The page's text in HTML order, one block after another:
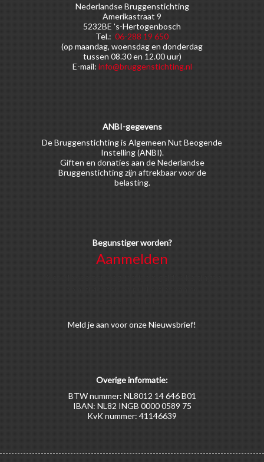
Nederlandse Bruggenstichting
Amerikastraat 9
5232BE 's-Hertogenbosch
Tel.: 06-288 19 650
(op maandag, woensdag en donderdag
tussen 08.30 en 12.00 uur)
E-mail: info@bruggenstichting.nl
ANBI-gegevens
De Bruggenstichting is Algemeen Nut Beogende
Instelling (ANBI).
Giften en donaties aan de Nederlandse
Bruggenstichting zijn aftrekbaar voor de
belasting.
Begunstiger worden?
Aanmelden
Meld je aan voor onze Nieuwsbrief!
Overige informatie:
BTW nummer: NL8012 14 646 B01
IBAN: NL82 INGB 0000 0589 75
KvK nummer: 41146639